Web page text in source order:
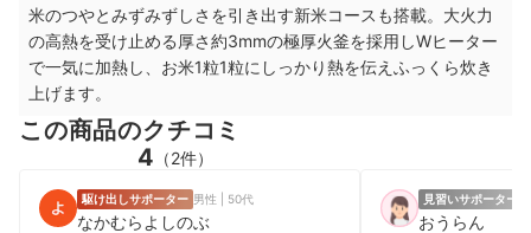
米のつやとみずみずしさを引き出す新米コースも搭載。大火力
の高熱を受け止める厚さ約3mmの極厚火釜を採用しWヒーター
で一気に加熱し、お米1粒1粒にしっかり熱を伝えふっくら炊き
上げます。
この商品のクチコミ
4 （2件）
駆け出しサポーター 男性 | 50代
なかむらよしのぶ
見習いサポーター
おうらん